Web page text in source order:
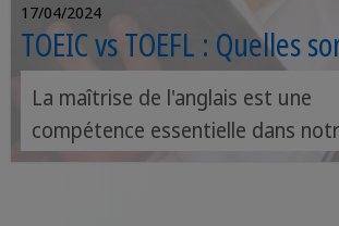
17/04/2024
TOEIC vs TOEFL : Quelles
différences ?
La maîtrise de l'anglais est une
compétence essentielle dans
monde, que ce soit pour avancer